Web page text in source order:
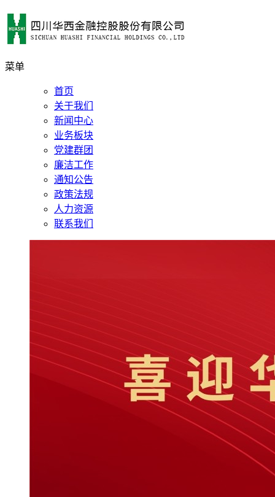
菜单
首页
关于我们
新闻中心
业务板块
党建群团
廉洁工作
通知公告
政策法规
人力资源
联系我们